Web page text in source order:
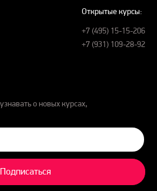
Открытые курсы:
+7 (495) 15-15-206
+7 (931) 109-28-92
о новых курсах,
Подписаться